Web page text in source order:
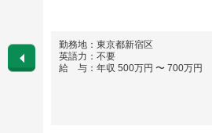
勤務地：東京都新宿区
英語力：不要
給 与：年収 500万円 〜 700万円